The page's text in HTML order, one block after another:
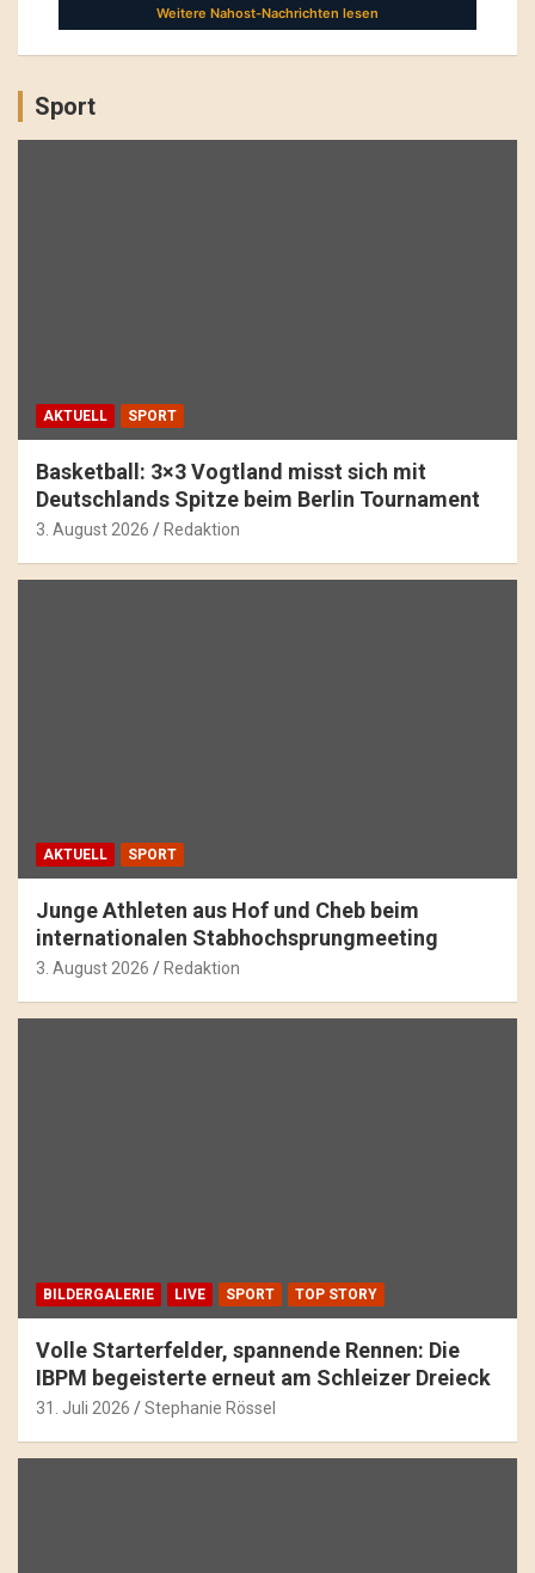
Sport
AKTUELL SPORT
Basketball: 3×3 Vogtland misst sich mit
Deutschlands Spitze beim Berlin Tournament
3. August 2026 Redaktion
AKTUELL SPORT
Junge Athleten aus Hof und Cheb beim
internationalen Stabhochsprungmeeting
3. August 2026 Redaktion
BILDERGALERIE LIVE SPORT TOP STORY
Volle Starterfelder, spannende Rennen: Die
IBPM begeisterte erneut am Schleizer Dreieck
31. Juli 2026 Stephanie Rössel